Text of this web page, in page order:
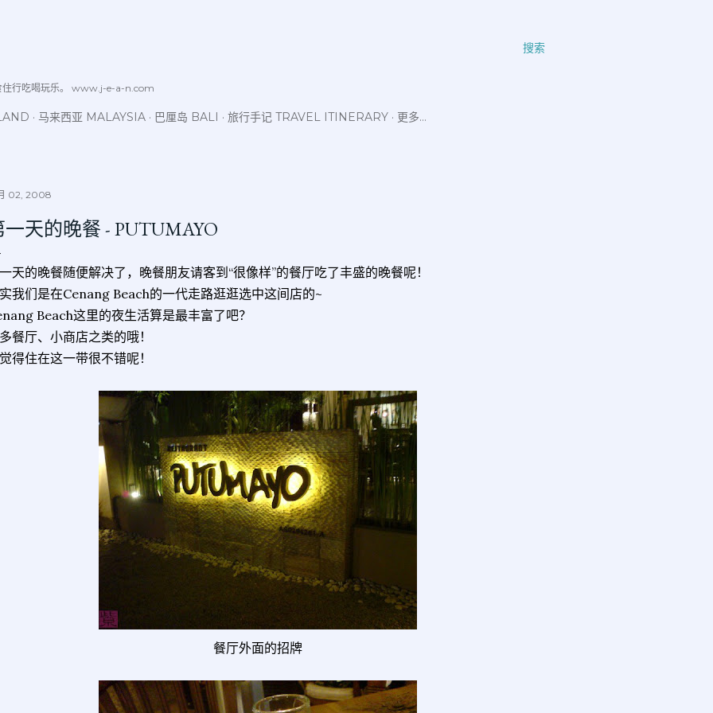
搜索
住行吃喝玩乐。 www.j-e-a-n.com
马来西亚 MALAYSIA 巴厘岛 BALI 旅行手记 TRAVEL ITINERARY 更多…
02, 2008
一天的晚餐 - PUTUMAYO
天的晚餐随便解决了，晚餐朋友请客到“很像样”的餐厅吃了丰盛的晚餐呢！
我们是在Cenang Beach的一代走路逛逛选中这间店的~
Beach这里的夜生活算是最丰富了吧？
餐厅、小商店之类的哦！
得住在这一带很不错呢！
餐厅外面的招牌